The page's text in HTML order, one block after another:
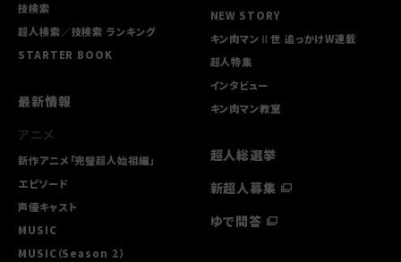
技検索
超人検索／技検索 ランキング
STARTER BOOK
最新情報
アニメ
新作アニメ「完璧超人始祖編」
エピソード
声優キャスト
MUSIC
MUSIC（Season 2）
NEW STORY
キン肉マンⅡ世 追っかけW連載
超人特集
インタビュー
キン肉マン教室
超人総選挙
新超人募集
ゆで問答